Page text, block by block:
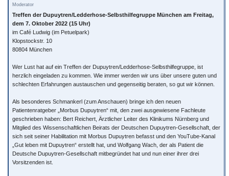
Moderator
Treffen der Dupuytren/Ledderhose-Selbsthilfegruppe München am Freitag,
dem 7. Oktober 2022 (15 Uhr)
im Café Ludwig (im Petuelpark)
Klopstockstr. 10
80804 München
Wer Lust hat auf ein Treffen der Dupuytren/Ledderhose-Selbsthilfegruppe, ist
herzlich eingeladen zu kommen. Wie immer werden wir uns über unsere guten und
schlechten Erfahrungen austauschen und gegenseitig beraten, so gut wir können.
Als besonderes Schmankerl (zum Anschauen) bringe ich den neuen
Patientenratgeber „Morbus Dupuytren“ mit, den zwei ausgewiesene Fachleute
geschrieben haben: Bert Reichert, Ärztlicher Leiter des Klinikums Nürnberg und
Mitglied des Wissenschaftlichen Beirats der Deutschen Dupuytren-Gesellschaft, der
sich seit seiner Habilitation mit Morbus Dupuytren befasst und den YouTube-Kanal
„Gut leben mit Dupuytren“ erstellt hat, und Wolfgang Wach, der als Patient die
Deutsche Dupuytren-Gesellschaft mitbegründet hat und nun einer ihrer drei
Vorsitzenden ist.